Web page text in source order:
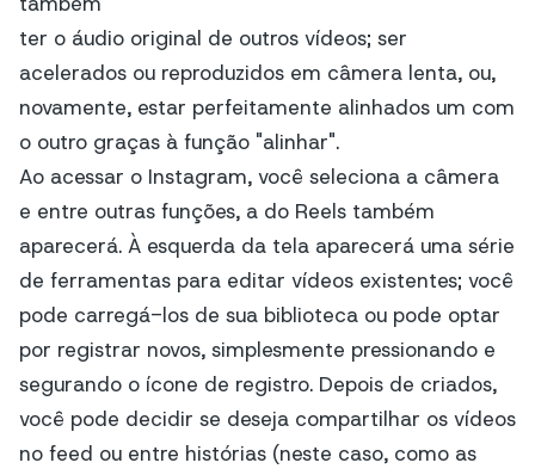
ter o áudio original de outros vídeos; ser
acelerados ou reproduzidos em câmera lenta, ou,
novamente, estar perfeitamente alinhados um com
o outro graças à função "alinhar".
Ao acessar o Instagram, você seleciona a câmera
e entre outras funções, a do Reels também
aparecerá. À esquerda da tela aparecerá uma série
de ferramentas para editar vídeos existentes; você
pode carregá-los de sua biblioteca ou pode optar
por registrar novos, simplesmente pressionando e
segurando o ícone de registro. Depois de criados,
você pode decidir se deseja compartilhar os vídeos
no feed ou entre histórias (neste caso, como as